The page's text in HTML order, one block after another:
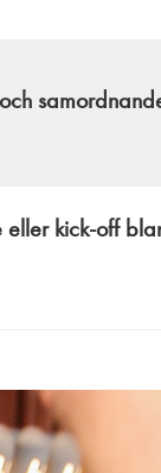
eller kick-off